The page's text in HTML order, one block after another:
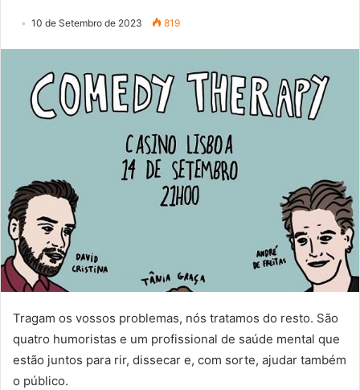
10 de Setembro de 2023 819
Tragam os vossos problemas, nós tratamos do resto. São
quatro humoristas e um profissional de saúde mental que
estão juntos para rir, dissecar e, com sorte, ajudar também
o público.